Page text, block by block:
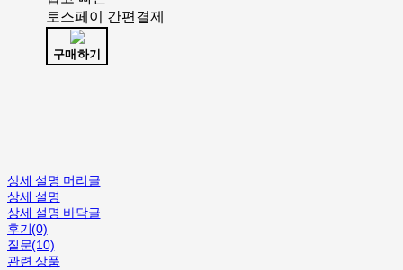
토스페이 간편결제
구매하기
상세 설명 머리글
상세 설명
상세 설명 바닥글
후기(0)
질문(10)
관련 상품